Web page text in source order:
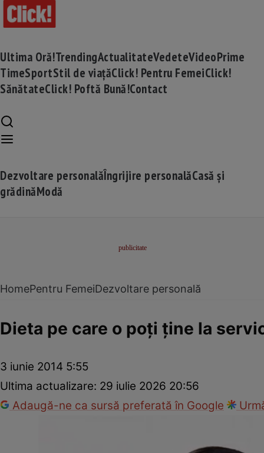
Ultima Oră!TrendingActualitateVedeteVideoPrime
TimeSportStil de viațăClick! Pentru FemeiClick!
SănătateClick! Poftă Bună!Contact
Dezvoltare personalăÎngrijire personalăCasă și
grădinăModă
HomePentru FemeiDezvoltare personală
Dieta pe care o poţi ţine la
3 iunie 2014 5:55
Ultima actualizare: 29 iulie 2026 20:56
Adaugă-ne ca sursă preferată în Google